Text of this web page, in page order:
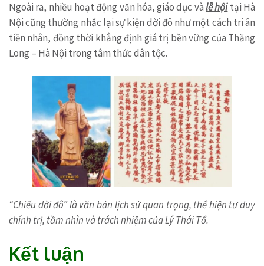
Ngoài ra, nhiều hoạt động văn hóa, giáo dục vàlễ hộitại Hà
Nội cũng thường nhắc lại sự kiện dời đô như một cách tri ân
tiền nhân, đồng thời khẳng định giá trị bền vững của Thăng
Long – Hà Nội trong tâm thức dân tộc.
“Chiếu dời đô” là văn bản lịch sử quan trọng, thể hiện tư duy
chính trị, tầm nhìn và trách nhiệm của Lý Thái Tổ.
Kết luận